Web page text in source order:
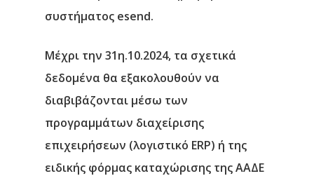
συστήματος esend.
Μέχρι την 31η.10.2024, τα σχετικά
δεδομένα θα εξακολουθούν να
διαβιβάζονται μέσω των
προγραμμάτων διαχείρισης
επιχειρήσεων (λογιστικό ERP) ή της
ειδικής φόρμας καταχώρισης της ΑΑΔΕ